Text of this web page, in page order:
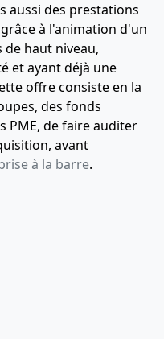
aussi des prestations
à l'animation d'un
haut niveau,
et ayant déjà une
offre consiste en la
des fonds
PME, de faire auditer
avant
à la barre.